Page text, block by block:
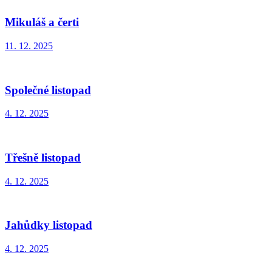
Mikuláš a čerti
11. 12. 2025
Společné listopad
4. 12. 2025
Třešně listopad
4. 12. 2025
Jahůdky listopad
4. 12. 2025